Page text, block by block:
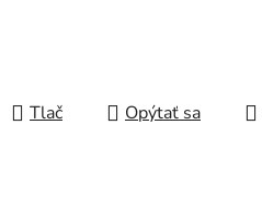
Tlač Opýtať sa